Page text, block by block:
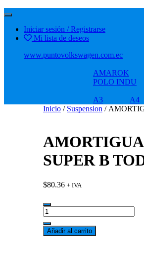
Iniciar sesión / Registrarse
Mi lista de deseos
www.puntovolkswagen.com.ec
AMAROK
POLO INDU
A3 A4
Inicio / Suspension /
SUPER B
$80.36 + IVA
AMORTIGUADOR
DELANTERO
AUDI
A6
Añadir al carrito